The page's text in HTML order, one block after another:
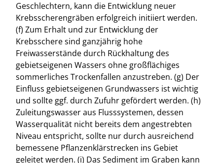
Geschlechtern, kann die Entwicklung neuer
Krebsscherengräben erfolgreich initiiert werden.
(f) Zum Erhalt und zur Entwicklung der
Krebsschere sind ganzjährig hohe
Freiwasserstände durch Rückhaltung des
gebietseigenen Wassers ohne großflächiges
sommerliches Trockenfallen anzustreben. (g) Der
Einfluss gebietseigenen Grundwassers ist wichtig
und sollte ggf. durch Zufuhr gefördert werden. (h)
Zuleitungswasser aus Flusssystemen, dessen
Wasserqualität nicht bereits dem angestrebten
Niveau entspricht, sollte nur durch ausreichend
bemessene Pflanzenklärstrecken ins Gebiet
geleitet werden. (i) Das Sediment im Graben kann